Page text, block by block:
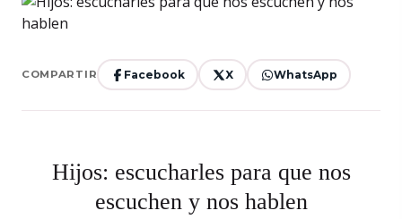
COMPARTIR Facebook X WhatsApp
Hijos: escucharles para que nos
escuchen y nos hablen